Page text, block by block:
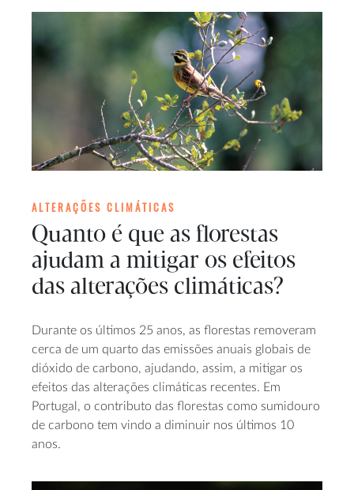
ALTERAÇÕES CLIMÁTICAS
Quanto é que as florestas
ajudam a mitigar os efeitos
das alterações climáticas?
Durante os últimos 25 anos, as florestas removeram
cerca de um quarto das emissões anuais globais de
dióxido de carbono, ajudando, assim, a mitigar os
efeitos das alterações climáticas recentes. Em
Portugal, o contributo das florestas como sumidouro
de carbono tem vindo a diminuir nos últimos 10
anos.